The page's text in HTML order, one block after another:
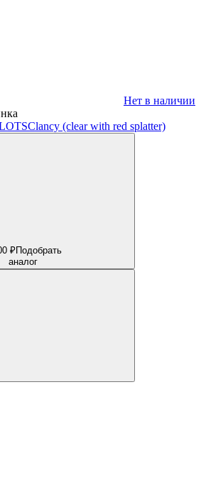
Нет в наличии
Clancy (clear with red splatter)
₽Подобрать
аналог